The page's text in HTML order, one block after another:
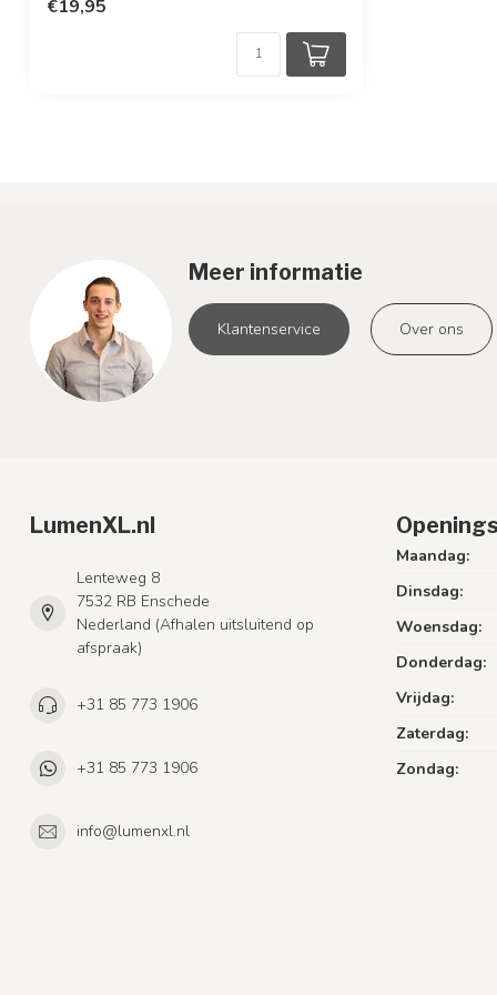
€19,95
Meer informatie
Klantenservice Over ons
LumenXL.nl
Lenteweg 8
7532 RB Enschede
Nederland (Afhalen uitsluitend op
afspraak)
+31 85 773 1906
+31 85 773 1906
info@lumenxl.nl
Maandag:
Dinsdag:
Woensdag:
Donderdag:
Vrijdag:
Zaterdag:
Zondag: